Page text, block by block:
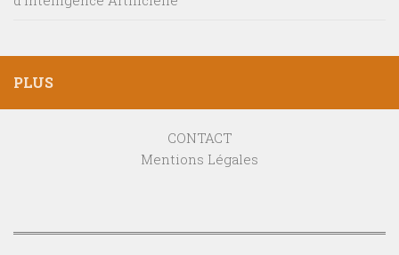
PLUS
CONTACT
Mentions Légales